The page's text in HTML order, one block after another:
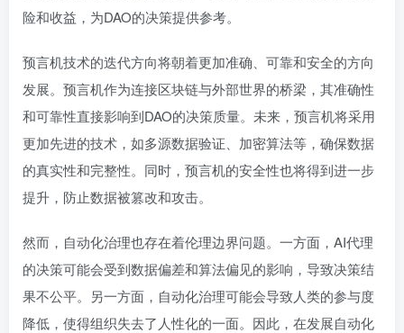
险和收益，为DAO的决策提供参考。
预言机技术的迭代方向将朝着更加准确、可靠和安全的方向
发展。预言机作为连接区块链与外部世界的桥梁，其准确性
和可靠性直接影响到DAO的决策质量。未来，预言机将采用
更加先进的技术，如多源数据验证、加密算法等，确保数据
的真实性和完整性。同时，预言机的安全性也将得到进一步
提升，防止数据被篡改和攻击。
然而，自动化治理也存在着伦理边界问题。一方面，AI代理
的决策可能会受到数据偏差和算法偏见的影响，导致决策结
果不公平。另一方面，自动化治理可能会导致人类的参与度
降低，使得组织失去了人性化的一面。因此，在发展自动化